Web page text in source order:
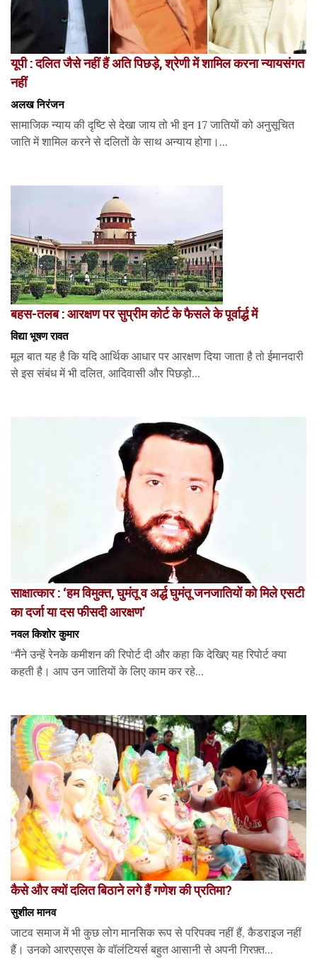
यूपी : दलित जैसे नहीं हैं अति पिछड़े, श्रेणी में शामिल करना न्यायसंगत
नहीं
अलख निरंजन
सामाजिक न्याय की दृष्टि से देखा जाय तो भी इन 17 जातियों को अनुसूचित
जाति में शामिल करने से दलितों के साथ अन्याय होगा।...
बहस-तलब : आरक्षण पर सुप्रीम कोर्ट के फैसले के पूर्वार्द्ध में
विद्या भूषण रावत
मूल बात यह है कि यदि आर्थिक आधार पर आरक्षण दिया जाता है तो ईमानदारी
से इस संबंध में भी दलित, आदिवासी और पिछड़ो...
साक्षात्कार : ‘हम विमुक्त, घुमंतू व अर्द्ध घुमंतू जनजातियों को मिले एसटी
का दर्जा या दस फीसदी आरक्षण’
नवल किशोर कुमार
“मैंने उन्हें रेनके कमीशन की रिपोर्ट दी और कहा कि देखिए यह रिपोर्ट क्या
कहती है। आप उन जातियों के लिए काम कर रहे...
कैसे और क्यों दलित बिठाने लगे हैं गणेश की प्रतिमा?
सुशील मानव
जाटव समाज में भी कुछ लोग मानसिक रूप से परिपक्व नहीं हैं, कैडराइज नहीं
हैं। उनको आरएसएस के वॉलंटियर्स बहुत आसानी से अपनी गिरफ़्त...